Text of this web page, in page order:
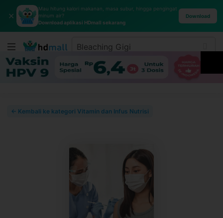
✕
Mau hitung kalori makanan, masa subur, hingga pengingat
minum air?
Download aplikasi HDmall sekarang
Download
← Kembali ke kategori Vitamin dan Infus Nutrisi